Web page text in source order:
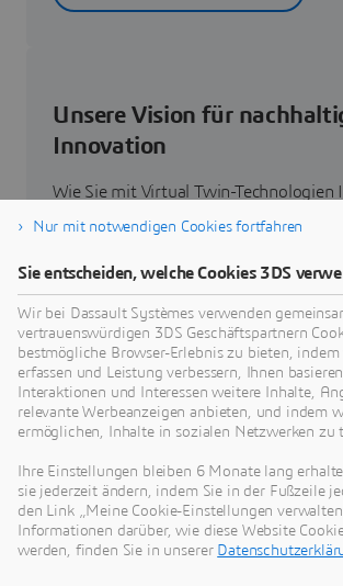
Unsere Vision für
Innovation
Wie Sie mit Virtual Twin-Technologien
Produkte, Prozesse und sogar
Innovationen zu entwickeln.
Zum Thema Nachhaltigkeit
Unsere aktuellen
Hier finden Sie alle
Medienberichte von Dassault
Nur mit notwendigen Cookies fortfahren
Sie entscheiden, welche Cookies 3DS
Wir bei Dassault Systèmes verwenden
vertrauenswürdigen 3DS Geschäftspartnern
bestmögliche Browser-Erlebnis zu bieten,
erfassen und Leistung verbessern, Ihnen
Interaktionen und Interessen weitere Inhalte,
relevante Werbeanzeigen anbieten, und indem
ermöglichen, Inhalte in sozialen Netzwerken zu
Ihre Einstellungen bleiben 6 Monate lang
sie jederzeit ändern, indem Sie in der Fußzeile
den Link „Meine Cookie-Einstellungen
Informationen darüber, wie diese Website
werden, finden Sie in unserer